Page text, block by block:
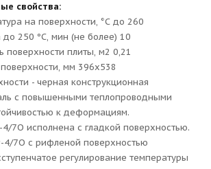
свойства:
на поверхности, °С до 260
до 250 ºС, мин (не более) 10
поверхности плиты, м2 0,21
мм 396х538
- черная конструкционная
с повышенными теплопроводными
к деформациям.
7О исполнена с гладкой поверхностью.
7О с рифленой поверхностью
регулирование температуры